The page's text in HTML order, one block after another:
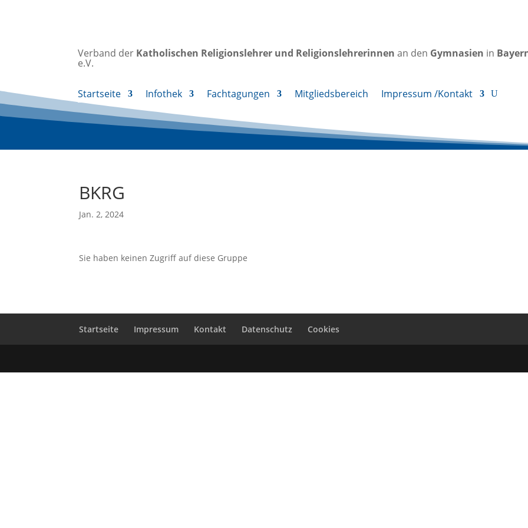
Verband der Katholischen Religionslehrer und Religionslehrerinnen an den Gymnasien in
e.V.
Startseite Infothek Fachtagungen Mitgliedsbereich Impressum /Kontakt
BKRG
Jan. 2, 2024
Sie haben keinen Zugriff auf diese Gruppe
Startseite Impressum Kontakt Datenschutz Cookies